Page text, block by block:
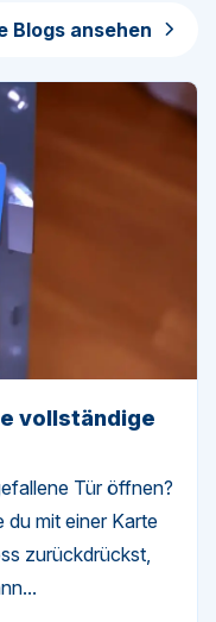
Blogs ansehen
vollständige
Tür öffnen?
du mit einer Karte
zurückdrückst,